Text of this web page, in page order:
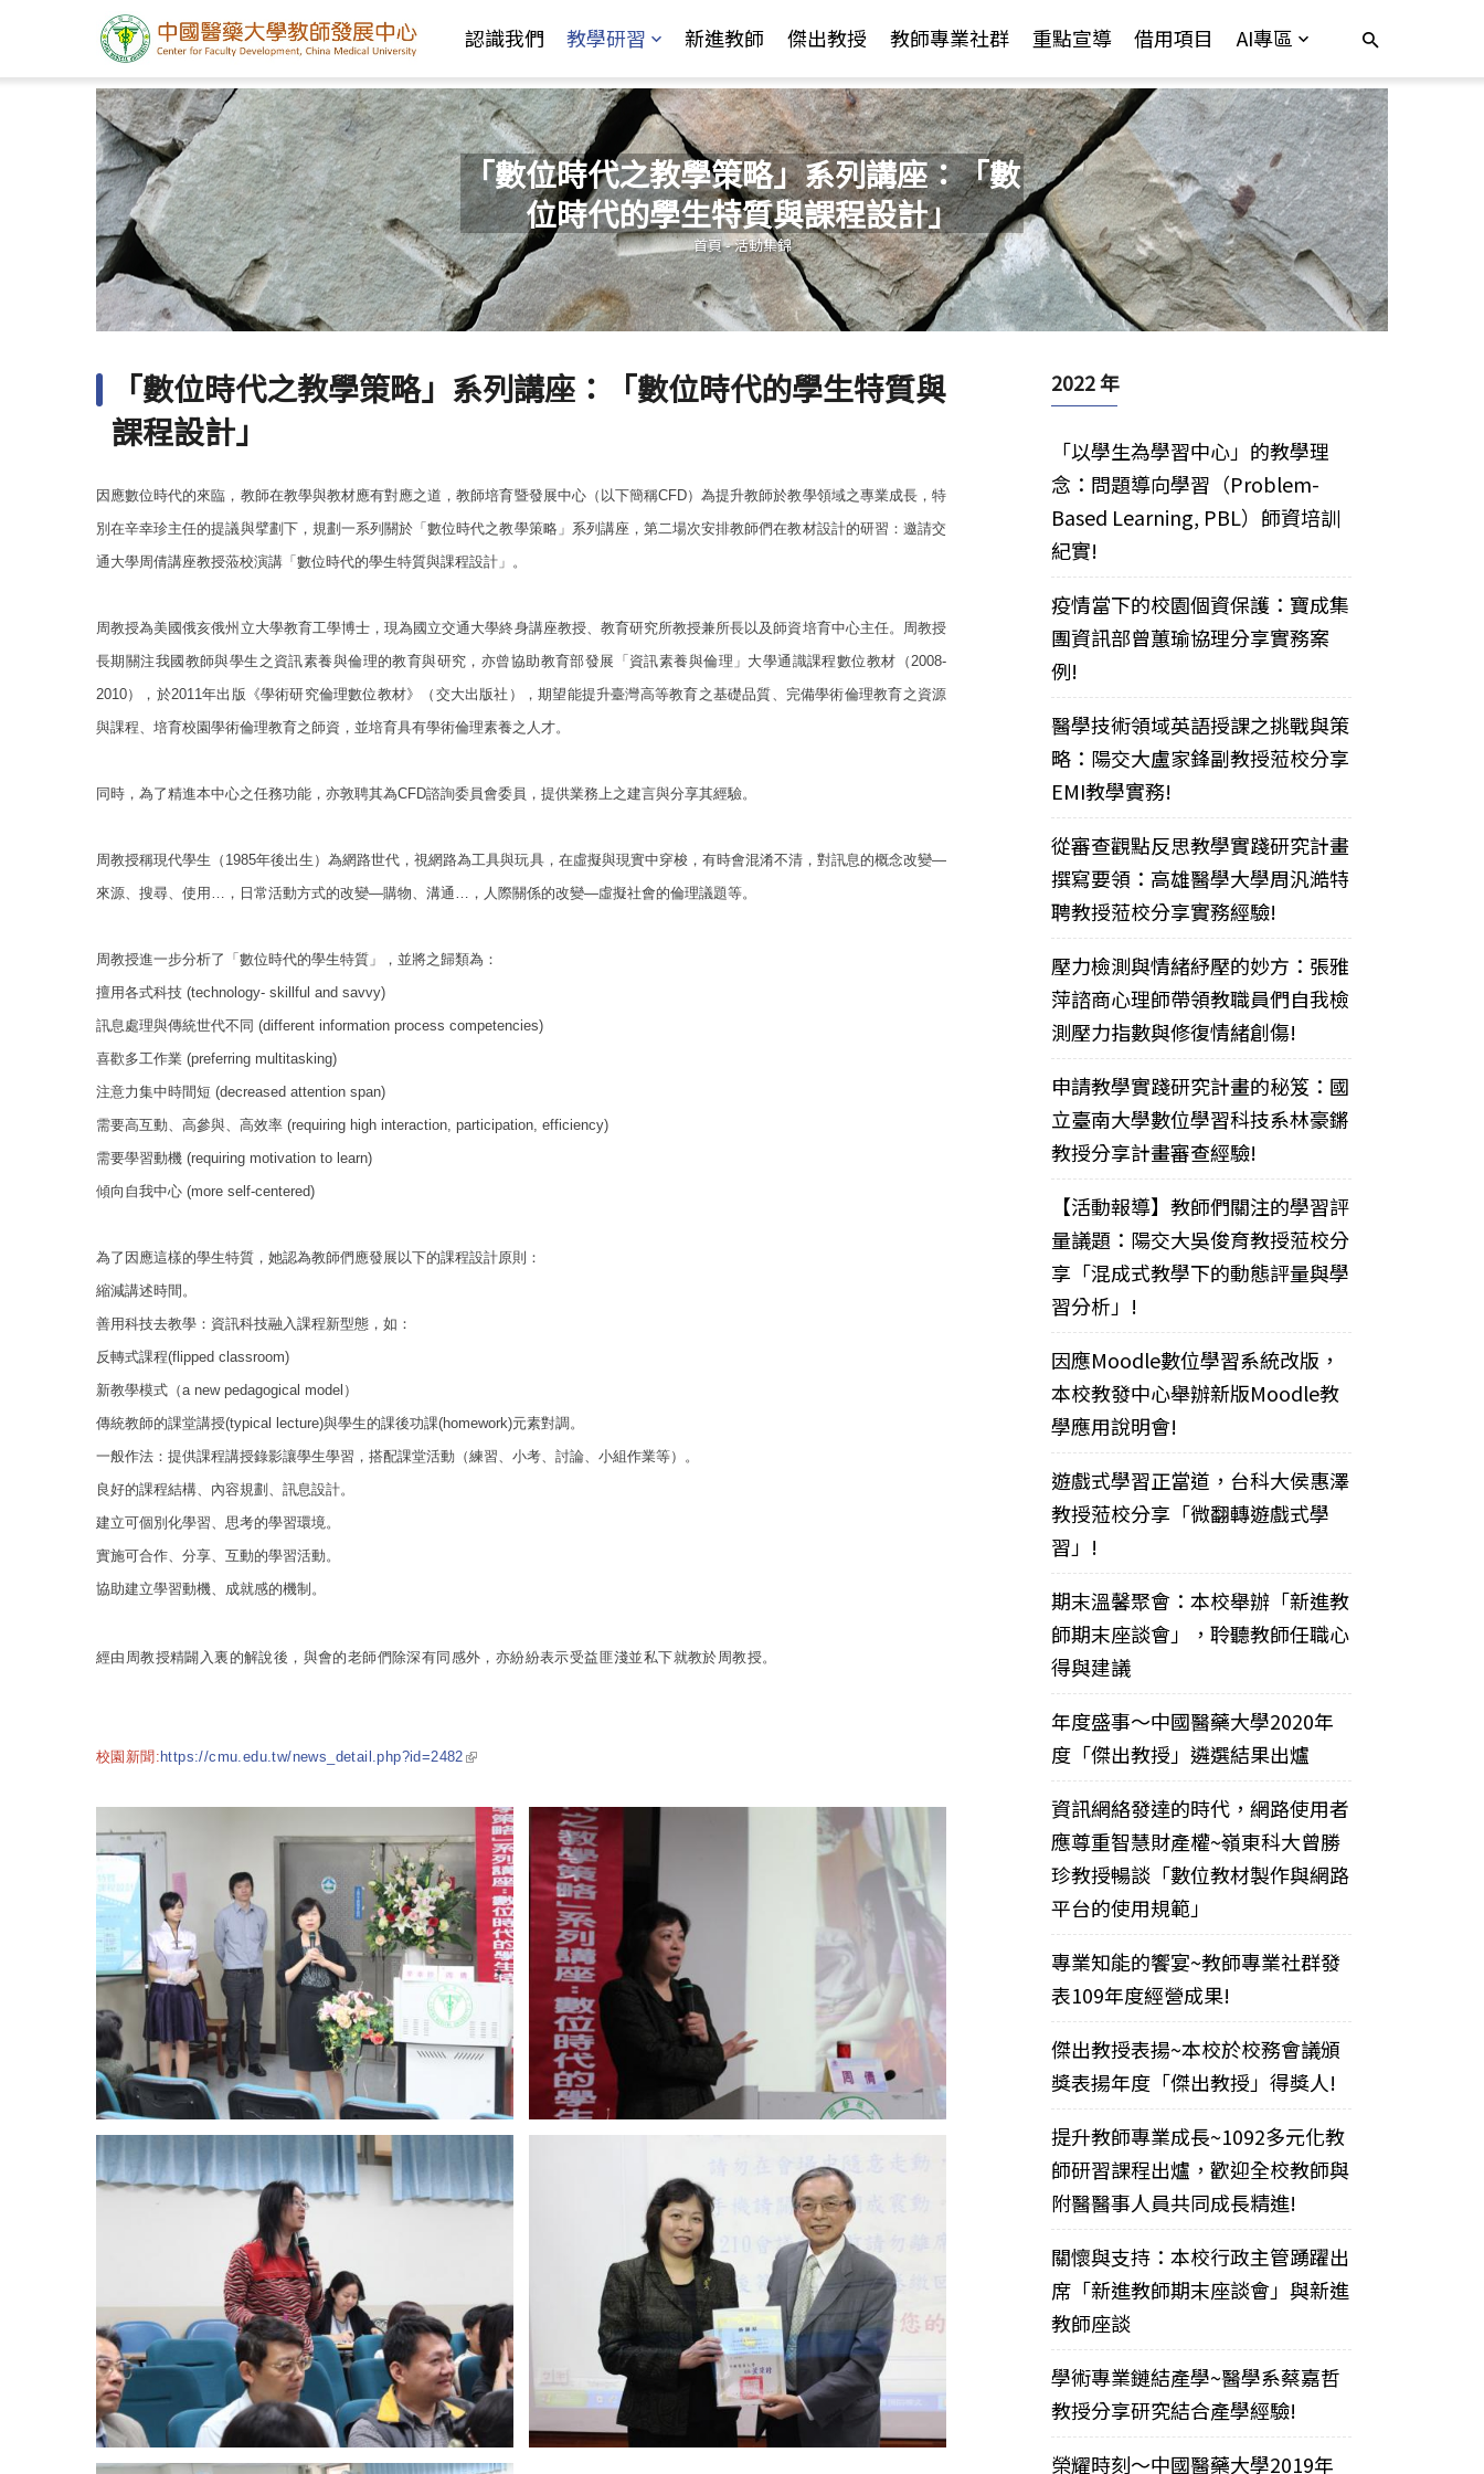
認識我們 教學研習 新進教師 傑出教授 教師專業社群 重點宣導 借用項目 AI專區
「數位時代之教學策略」系列講座：「數
位時代的學生特質與課程設計」
您在這裡
首頁-活動集錦
「數位時代之教學策略」系列講座：「數位時代的學生特質與
課程設計」
因應數位時代的來臨，教師在教學與教材應有對應之道，教師培育暨發展中心（以下簡稱CFD）為提升教師於教學領域之專業成長，特
別在辛幸珍主任的提議與擘劃下，規劃一系列關於「數位時代之教學策略」系列講座，第二場次安排教師們在教材設計的研習：邀請交
通大學周倩講座教授蒞校演講「數位時代的學生特質與課程設計」。
周教授為美國俄亥俄州立大學教育工學博士，現為國立交通大學終身講座教授、教育研究所教授兼所長以及師資培育中心主任。周教授
長期關注我國教師與學生之資訊素養與倫理的教育與研究，亦曾協助教育部發展「資訊素養與倫理」大學通識課程數位教材（2008-
2010），於2011年出版《學術研究倫理數位教材》（交大出版社），期望能提升臺灣高等教育之基礎品質、完備學術倫理教育之資源
與課程、培育校園學術倫理教育之師資，並培育具有學術倫理素養之人才。
同時，為了精進本中心之任務功能，亦敦聘其為CFD諮詢委員會委員，提供業務上之建言與分享其經驗。
周教授稱現代學生（1985年後出生）為網路世代，視網路為工具與玩具，在虛擬與現實中穿梭，有時會混淆不清，對訊息的概念改變—
來源、搜尋、使用… ，日常活動方式的改變—購物、溝通…，人際關係的改變—虛擬社會的倫理議題等。
周教授進一步分析了「數位時代的學生特質」，並將之歸類為：
擅用各式科技 (technology- skillful and savvy)
訊息處理與傳統世代不同 (different information process competencies)
喜歡多工作業 (preferring multitasking)
注意力集中時間短 (decreased attention span)
需要高互動、高參與、高效率 (requiring high interaction, participation, efficiency)
需要學習動機 (requiring motivation to learn)
傾向自我中心 (more self-centered)
為了因應這樣的學生特質，她認為教師們應發展以下的課程設計原則：
縮減講述時間。
善用科技去教學：資訊科技融入課程新型態，如：
反轉式課程(flipped classroom)
新教學模式（a new pedagogical model）
傳統教師的課堂講授(typical lecture)與學生的課後功課(homework)元素對調。
一般作法：提供課程講授錄影讓學生學習，搭配課堂活動（練習、小考、討論、小組作業等）。
良好的課程結構、內容規劃、訊息設計。
建立可個別化學習、思考的學習環境。
實施可合作、分享、互動的學習活動。
協助建立學習動機、成就感的機制。
經由周教授精闢入裏的解說後，與會的老師們除深有同感外，亦紛紛表示受益匪淺並私下就教於周教授。
校園新聞: https://cmu.edu.tw/news_detail.php?id=2482
(link is external)
2022 年
「以學生為學習中心」的教學理
念：問題導向學習（Problem-
Based Learning, PBL）師資培訓
紀實!
疫情當下的校園個資保護：寶成集
團資訊部曾蕙瑜協理分享實務案
例!
醫學技術領域英語授課之挑戰與策
略：陽交大盧家鋒副教授蒞校分享
EMI教學實務!
從審查觀點反思教學實踐研究計畫
撰寫要領：高雄醫學大學周汎澔特
聘教授蒞校分享實務經驗!
壓力檢測與情緒紓壓的妙方：張雅
萍諮商心理師帶領教職員們自我檢
測壓力指數與修復情緒創傷!
申請教學實踐研究計畫的秘笈：國
立臺南大學數位學習科技系林豪鏘
教授分享計畫審查經驗!
【活動報導】教師們關注的學習評
量議題：陽交大吳俊育教授蒞校分
享「混成式教學下的動態評量與學
習分析」!
因應Moodle數位學習系統改版，
本校教發中心舉辦新版Moodle教
學應用說明會!
遊戲式學習正當道，台科大侯惠澤
教授蒞校分享「微翻轉遊戲式學
習」!
期末溫馨聚會：本校舉辦「新進教
師期末座談會」，聆聽教師任職心
得與建議
年度盛事～中國醫藥大學2020年
度「傑出教授」遴選結果出爐
資訊網絡發達的時代，網路使用者
應尊重智慧財產權~嶺東科大曾勝
珍教授暢談「數位教材製作與網路
平台的使用規範」
專業知能的饗宴~教師專業社群發
表109年度經營成果!
傑出教授表揚~本校於校務會議頒
獎表揚年度「傑出教授」得獎人!
提升教師專業成長~1092多元化教
師研習課程出爐，歡迎全校教師與
附醫醫事人員共同成長精進!
關懷與支持：本校行政主管踴躍出
席「新進教師期末座談會」與新進
教師座談
學術專業鏈結產學~醫學系蔡嘉哲
教授分享研究結合產學經驗!
榮耀時刻～中國醫藥大學2019年